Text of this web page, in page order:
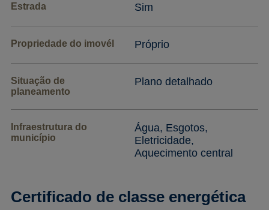
Estrada Sim
Propriedade do imovél Próprio
Situação de
planeamento
Plano detalhado
Infraestrutura do
município
Água, Esgotos,
Eletricidade,
Aquecimento central
Certificado de classe energética